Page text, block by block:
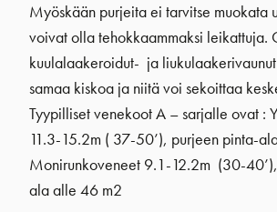
Myöskään purjeita ei tarvitse muokata
voivat olla tehokkaammaksi leikattuja.
kuulalaakeroidut- ja
samaa kiskoa ja niitä voi sekoittaa
Tyypilliset venekoot A – sarjalle ovat :
11.3-15.2m ( 37-50’), purjeen pinta-
Monirunkoveneet 9.1-12.2m (30-
ala alle 46 m2